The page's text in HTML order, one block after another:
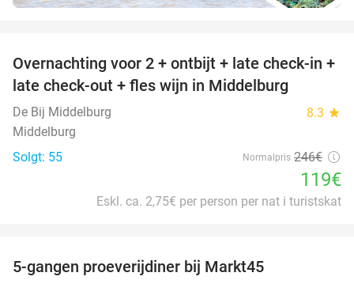
52%
Overnachting voor 2 + ontbijt + late check-in +
late check-out + fles wijn in Middelburg
De Bij Middelburg 8.3 star
Middelburg
Solgt: 55
Normalpris 246€
119€
Eskl. ca. 2,75€ per person per nat i turistskat
5-gangen proeverijdiner bij Markt45